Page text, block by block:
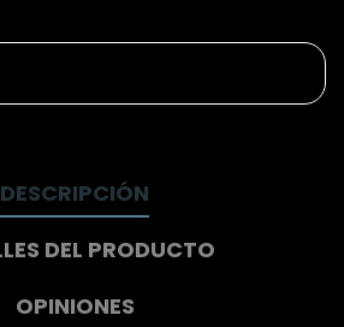
DESCRIPCIÓN
DEL PRODUCTO
OPINIONES